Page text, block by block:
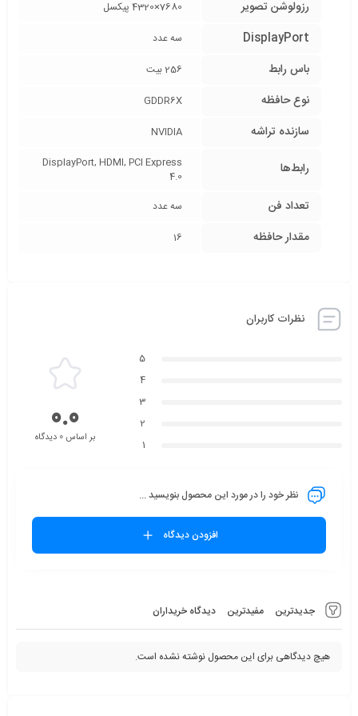
رزولوشن تصویر 7680×4320 پیکسل
DisplayPort سه عدد
باس رابط 256 بیت
نوع حافظه GDDR6X
سازنده تراشه NVIDIA
رابط‌ها
DisplayPort, HDMI, PCI Express
4.0
تعداد فن سه عدد
مقدار حافظه 16
نظرات کاربران
جدیدترین مفیدترین دیدگاه خریداران
هیچ دیدگاهی برای این محصول نوشته نشده است.
5
4
3
2
1
0.0
بر اساس 0 دیدگاه
نظر خود را در مورد این محصول بنویسید ...
افزودن دیدگاه